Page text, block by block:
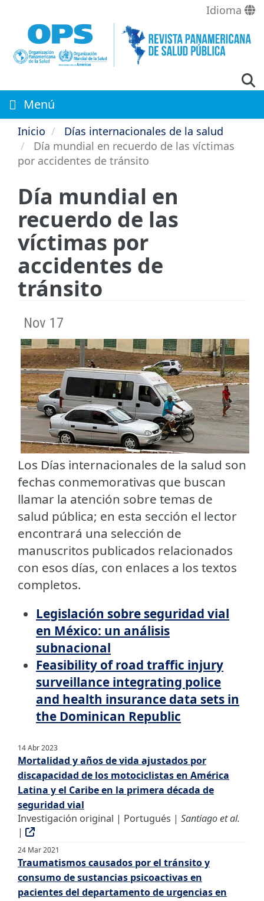
contenido
principal
Idioma
Menú
Inicio
Días internacionales de la salud
Día mundial en recuerdo de las víctimas
por accidentes de tránsito
Día mundial en
recuerdo de las
víctimas por
accidentes de
tránsito
Nov 17
Los Días internacionales de la salud son
fechas conmemorativas que buscan
llamar la atención sobre temas de
salud pública; en esta sección el lector
encontrará una selección de
manuscritos publicados relacionados
con esos días, con enlaces a los textos
completos.
Legislación sobre seguridad vial
en México: un análisis
subnacional
Feasibility of road traffic injury
surveillance integrating police
and health insurance data sets in
the Dominican Republic
14 Abr 2023
Mortalidad y años de vida ajustados por
discapacidad de los motociclistas en América
Latina y el Caribe en la primera década de
seguridad vial
Investigación original | Portugués | Santiago et al.
|
24 Mar 2021
Traumatismos causados por el tránsito y
consumo de sustancias psicoactivas en
pacientes del departamento de urgencias en